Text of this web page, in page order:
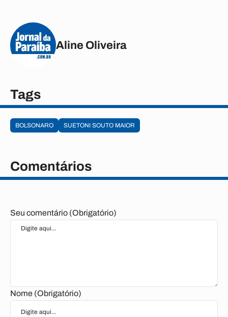
Aline Oliveira
Tags
BOLSONARO SUETONI SOUTO MAIOR
Comentários
Seu comentário (Obrigatório)
Nome (Obrigatório)